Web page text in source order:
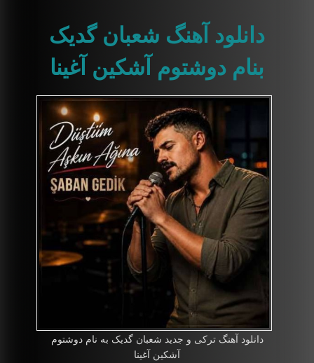
دانلود آهنگ شعبان گدیک
بنام دوشتوم آشکین آغینا
دانلود آهنگ ترکی و جدید شعبان گدیک به نام دوشتوم
آشکین آغینا